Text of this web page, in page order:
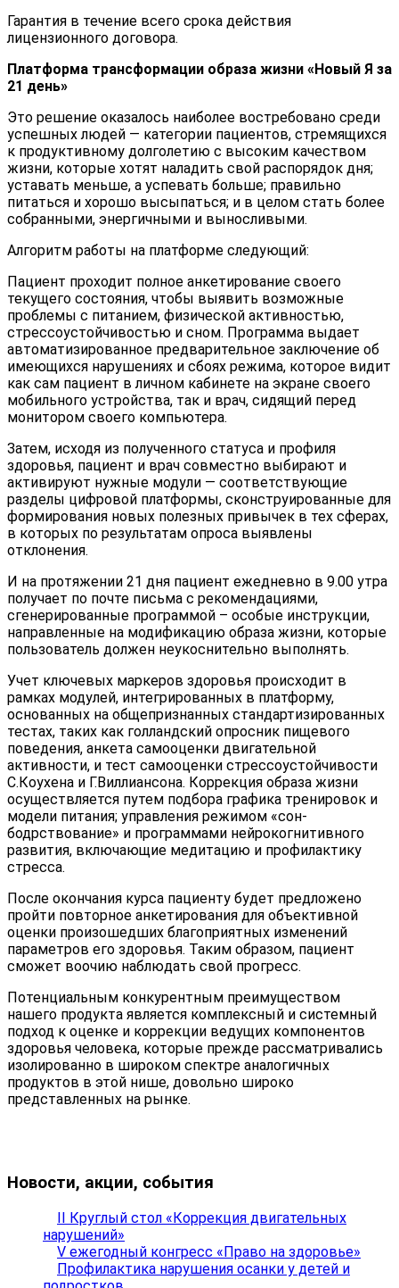
Гарантия в течение всего срока действия
лицензионного договора.
Платформа трансформации образа жизни «Новый Я за
21 день»
Это решение оказалось наиболее востребовано среди
успешных людей — категории пациентов, стремящихся
к продуктивному долголетию с высоким качеством
жизни, которые хотят наладить свой распорядок дня;
уставать меньше, а успевать больше; правильно
питаться и хорошо высыпаться; и в целом стать более
собранными, энергичными и выносливыми.
Алгоритм работы на платформе следующий:
Пациент проходит полное анкетирование своего
текущего состояния, чтобы выявить возможные
проблемы с питанием, физической активностью,
стрессоустойчивостью и сном. Программа выдает
автоматизированное предварительное заключение об
имеющихся нарушениях и сбоях режима, которое видит
как сам пациент в личном кабинете на экране своего
мобильного устройства, так и врач, сидящий перед
монитором своего компьютера.
Затем, исходя из полученного статуса и профиля
здоровья, пациент и врач совместно выбирают и
активируют нужные модули — соответствующие
разделы цифровой платформы, сконструированные для
формирования новых полезных привычек в тех сферах,
в которых по результатам опроса выявлены
отклонения.
И на протяжении 21 дня пациент ежедневно в 9.00 утра
получает по почте письма с рекомендациями,
сгенерированные программой – особые инструкции,
направленные на модификацию образа жизни, которые
пользователь должен неукоснительно выполнять.
Учет ключевых маркеров здоровья происходит в
рамках модулей, интегрированных в платформу,
основанных на общепризнанных стандартизированных
тестах, таких как голландский опросник пищевого
поведения, анкета самооценки двигательной
активности, и тест самооценки стрессоустойчивости
С.Коухена и Г.Виллиансона. Коррекция образа жизни
осуществляется путем подбора графика тренировок и
модели питания; управления режимом «сон-
бодрствование» и программами нейрокогнитивного
развития, включающие медитацию и профилактику
стресса.
После окончания курса пациенту будет предложено
пройти повторное анкетирования для объективной
оценки произошедших благоприятных изменений
параметров его здоровья. Таким образом, пациент
сможет воочию наблюдать свой прогресс.
Потенциальным конкурентным преимуществом
нашего продукта является комплексный и системный
подход к оценке и коррекции ведущих компонентов
здоровья человека, которые прежде рассматривались
изолированно в широком спектре аналогичных
продуктов в этой нише, довольно широко
представленных на рынке.
Новости, акции, события
II Круглый стол «Коррекция двигательных
нарушений»
V ежегодный конгресс «Право на здоровье»
Профилактика нарушения осанки у детей и